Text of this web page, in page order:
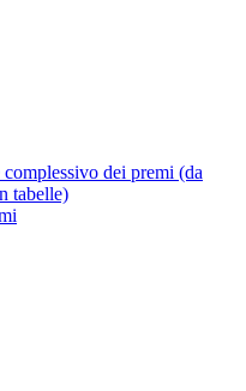
dei premi (da
tabelle)